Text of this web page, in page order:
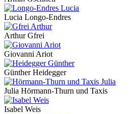
Lucia Longo-Endres
Arthur Gfrei
Giovanni Ariot
Günther Heidegger
Julia Hörmann-Thurn und Taxis
Isabel Weis